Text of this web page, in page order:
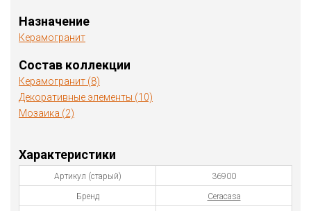
Назначение
Керамогранит
Состав коллекции
Керамогранит (8)
Декоративные элементы (10)
Мозаика (2)
Характеристики
Артикул (старый) 36900
Бренд Ceracasa